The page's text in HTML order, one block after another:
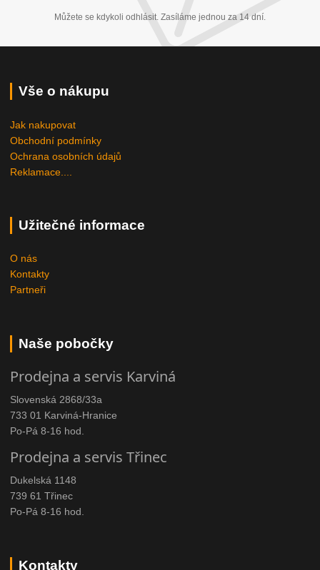
Můžete se kdykoli odhlásit. Zasíláme jednou za 14 dní.
Vše o nákupu
Jak nakupovat
Obchodní podmínky
Ochrana osobních údajů
Reklamace....
Užitečné informace
O nás
Kontakty
Partneři
Naše pobočky
Prodejna a servis Karviná
Slovenská 2868/33a
733 01 Karviná-Hranice
Po-Pá 8-16 hod.
Prodejna a servis Třinec
Dukelská 1148
739 61 Třinec
Po-Pá 8-16 hod.
Kontakty